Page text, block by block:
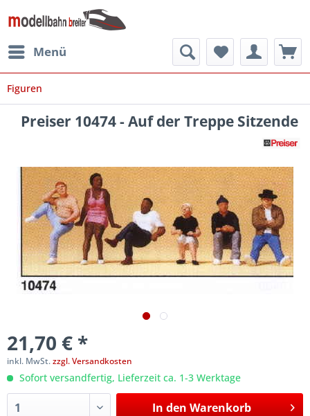
Menü
Figuren
Preiser 10474 - Auf der Treppe Sitzende
21,70 € *
inkl. MwSt.zzgl. Versandkosten
Sofort versandfertig, Lieferzeit ca. 1-3 Werktage
In den Warenkorb